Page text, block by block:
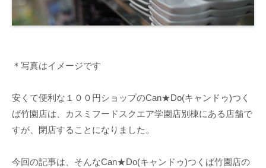
＊写真はイメージです
安くて便利な１００円ショップのCan★Do(キャンドゥ)つく
ば竹園店は、カスミフードスクエア学園店別棟にある店舗で
すが、閉店することになりました。
今回の記事は、そんなCan★Do(キャンドゥ)つくば竹園店の